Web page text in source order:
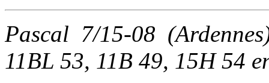
Pascal 7/15-08
11BL 53, 11B 49, 15H 54